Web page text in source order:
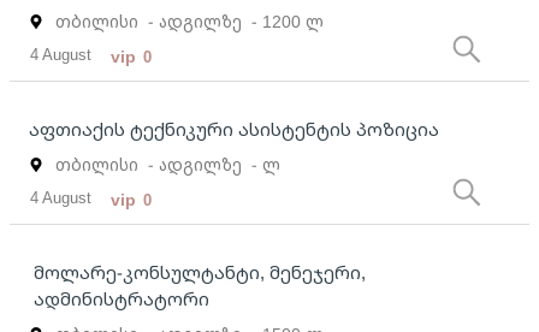
თბილისი - ადგილზე - 1200 ლ
4 August vip 0
აფთიაქის ტექნიკური ასისტენტის პოზიცია
თბილისი - ადგილზე - ლ
4 August vip 0
მოლარე-კონსულტანტი, მენეჯერი,
ადმინისტრატორი